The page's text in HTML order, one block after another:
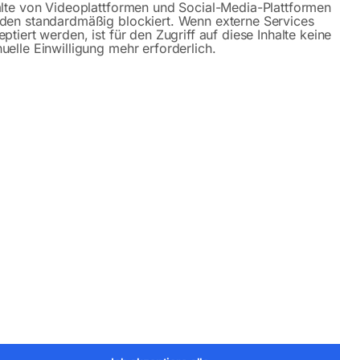
von Videoplattformen und Social-Media-Plattformen
standardmäßig blockiert. Wenn externe Services
werden, ist für den Zugriff auf diese Inhalte keine
Einwilligung mehr erforderlich.